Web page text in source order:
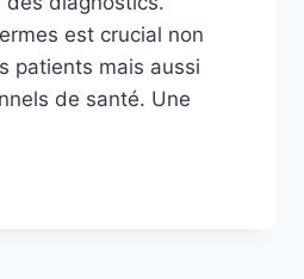
est crucial non
patients mais aussi
de santé. Une